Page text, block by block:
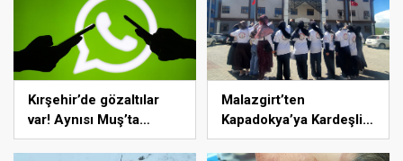
Kırşehir’de gözaltılar
var! Aynısı Muş’ta
olursa cezası ağır olur
Malazgirt’ten
Kapadokya’ya Kardeşlik
Buluşması